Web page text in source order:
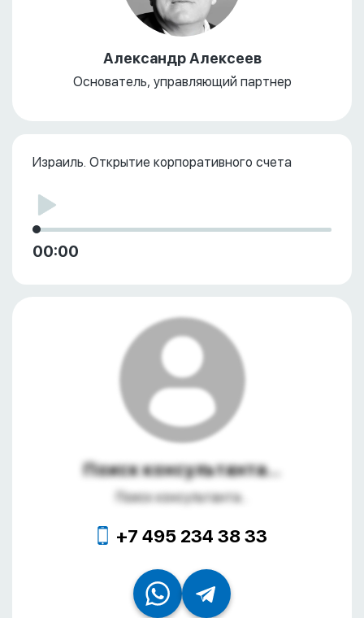
Александр Алексеев
Основатель, управляющий партнер
Израиль. Открытие корпоративного счета
00:00
Поиск консультанта...
Поиск консультанта...
+7 495 234 38 33